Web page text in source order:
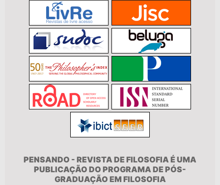
PENSANDO - REVISTA DE FILOSOFIA É UMA
PUBLICAÇÃO DO PROGRAMA DE PÓS-
GRADUAÇÃO EM FILOSOFIA